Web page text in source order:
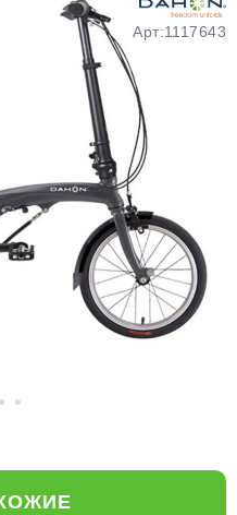
Арт:1117643
карты